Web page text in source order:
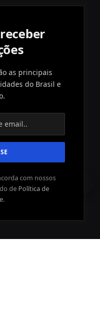
as principais
do Brasil e
com nossos
de Política de
.